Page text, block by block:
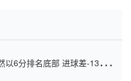
6分排名底部 进球差-13令人